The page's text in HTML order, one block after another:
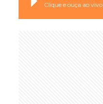
Clique e ouça ao vivo